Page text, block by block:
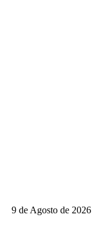
9 de Agosto de 2026